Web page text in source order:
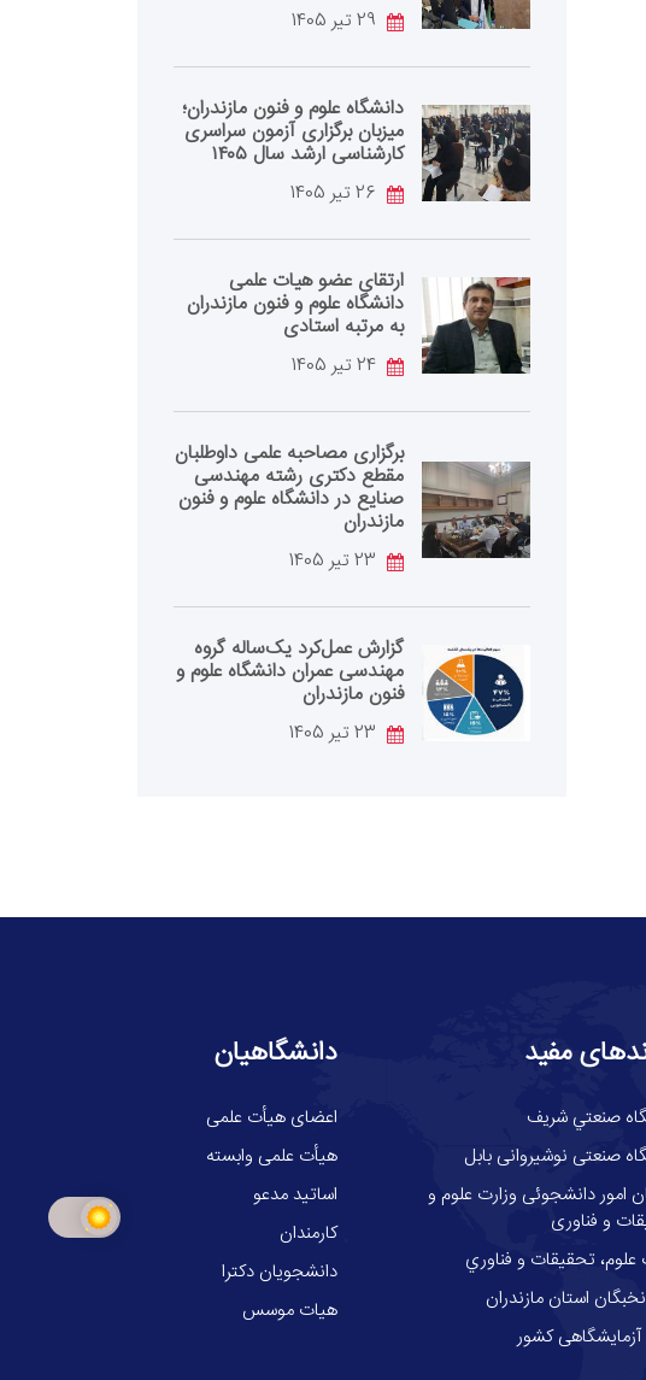
دانشگاه علوم و فنون مازندران؛
میزبان برگزاری آزمون سراسری
کارشناسی‌ ارشد سال ۱۴۰۵
ارتقای عضو هیات علمی
دانشگاه علوم و فنون مازندران
به مرتبه استادی
برگزاری مصاحبه علمی داوطلبان
مقطع دکتری رشته مهندسی
صنایع در دانشگاه علوم و فنون
مازندران
گزارش عمل‌کرد یک‌ساله گروه
مهندسی عمران دانشگاه علوم و
فنون مازندران
مفید
صنعتي شريف
صنعتی نوشیروانی بابل
امور دانشجوئی وزارت علوم و
و فناوری
علوم، تحقيقات و فناوري
نخبگان استان مازندران
کشور
دانشگاهیان
اعضای هیأت علمی
هیأت علمی وابسته
اساتید مدعو
کارمندان
دانشجویان دکترا
هیات موسس